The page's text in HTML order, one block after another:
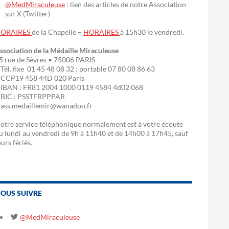
@MedMiraculeuse : lien des articles de notre Association
sur X (Twitter)
de la Chapelle – HORAIRESà 15h30 le vendredi.
de la Médaille Miraculeuse
rue de Sèvres • 75006 PARIS
fixe 01 45 48 08 32 ; portable 07 80 08 86 63
458 44D 020 Paris
: FR81 2004 1000 0119 4584 4d02 068
: PSSTFRPPPAR
service téléphonique normalement est à votre écoute
lundi au vendredi de 9h à 11h40 et de 14h00 à 17h45, sauf
fériés.
SUIVRE
@MedMiraculeuse